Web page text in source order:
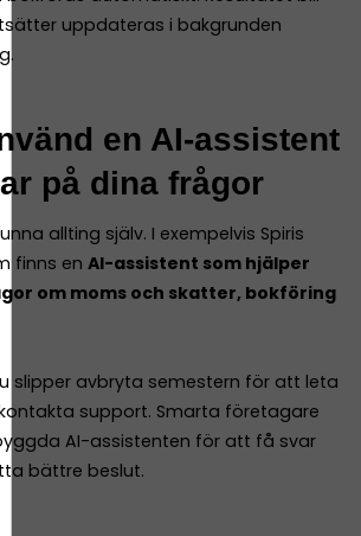
uppdateras i bakgrunden
en AI-assistent
på dina frågor
allting själv. I exempelvis Spiris
finns en AI-assistent som hjälper
om moms och skatter, bokföring
slipper avbryta semestern för att leta
support. Smarta företagare
AI-assistenten för att få svar
bättre beslut.